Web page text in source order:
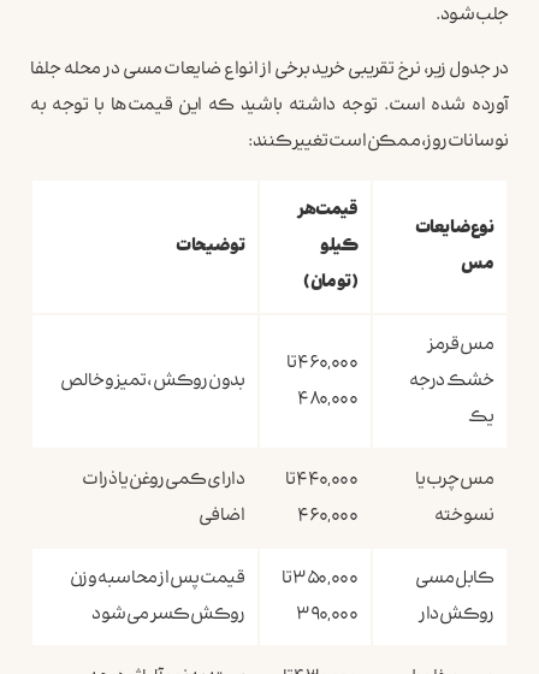
جلب شود.
در جدول زیر، نرخ تقریبی خرید برخی از انواع ضایعات مسی در محله جلفا
آورده شده است. توجه داشته باشید که این قیمت‌ها با توجه به
نوسانات روز، ممکن است تغییر کنند:
نوع ضایعات
مس
قیمت هر
کیلو
(تومان)
توضیحات
مس قرمز
خشک درجه
یک
۴۶۰,۰۰۰ تا
۴۸۰,۰۰۰
بدون روکش، تمیز و خالص
مس چرب یا
نسوخته
۴۴۰,۰۰۰ تا
۴۶۰,۰۰۰
دارای کمی روغن یا ذرات
اضافی
کابل مسی
روکش‌دار
۳۵۰,۰۰۰ تا
۳۹۰,۰۰۰
قیمت پس از محاسبه وزن
روکش کسر می‌شود